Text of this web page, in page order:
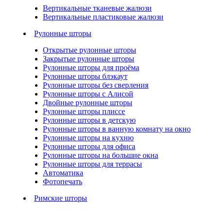
Вертикальные тканевые жалюзи
Вертикальные пластиковые жалюзи
Рулонные шторы
Открытые рулонные шторы
Закрытые рулонные шторы
Рулонные шторы для проёма
Рулонные шторы блэкаут
Рулонные шторы без сверления
Рулонные шторы с Алисой
Двойные рулонные шторы
Рулонные шторы плиссе
Рулонные шторы в детскую
Рулонные шторы в ванную комнату на окно
Рулонные шторы на кухню
Рулонные шторы для офиса
Рулонные шторы на большие окна
Рулонные шторы для террасы
Автоматика
Фотопечать
Римские шторы